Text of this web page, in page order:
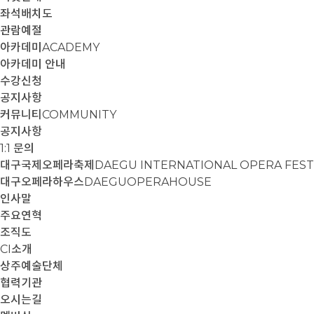
좌석배치도
관람예절
아카데미 ACADEMY
아카데미 안내
수강신청
공지사항
커뮤니티 COMMUNITY
공지사항
1:1 문의
대구국제오페라축제 DAEGU INTERNATIONAL OPERA
대구오페라하우스DAEGUOPERAHOUSE
인사말
주요연혁
조직도
CI소개
상주예술단체
협력기관
오시는길